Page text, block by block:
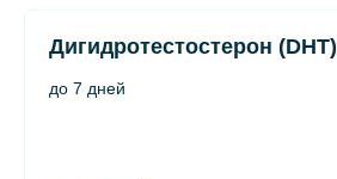
Дигидротестостерон (DHT)
до 7 дней